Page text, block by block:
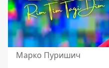
Марко Пуришич